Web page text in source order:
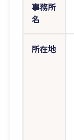
事務所
名
所在地